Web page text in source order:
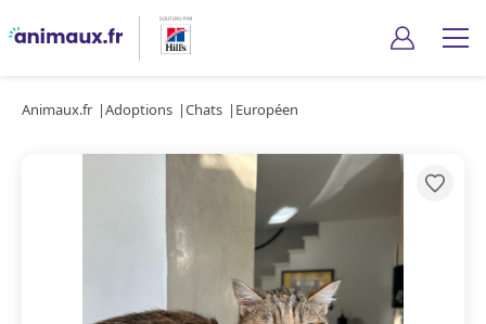
Animaux.fr Adoptions Chats Européen